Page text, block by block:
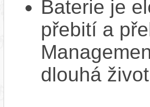
Baterie je
přebití a
dlouhá